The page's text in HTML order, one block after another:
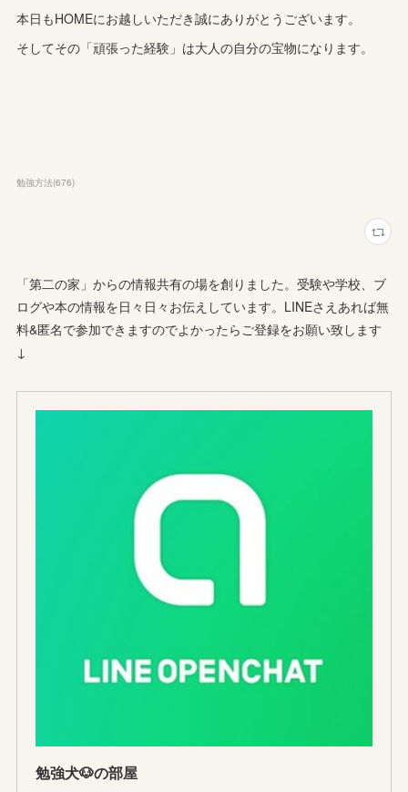
本日もHOMEにお越しいただき誠にありがとうございます。
そしてその「頑張った経験」は大人の自分の宝物になります。
勉強方法(676)
「第二の家」からの情報共有の場を創りました。受験や学校、ブ
ログや本の情報を日々日々お伝えしています。LINEさえあれば無
料&匿名で参加できますのでよかったらご登録をお願い致します
↓
勉強犬🐶の部屋